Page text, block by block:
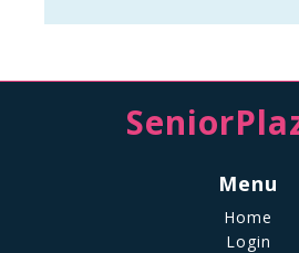
Menu
Home
Login